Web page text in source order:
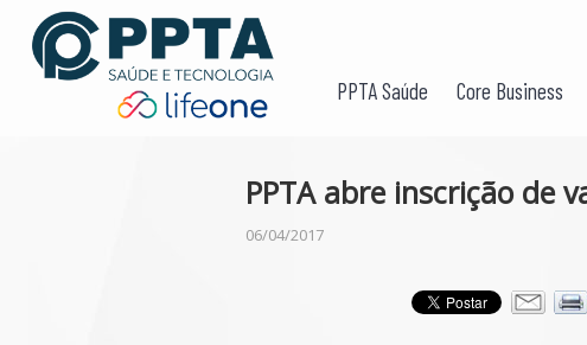
PPTA Saúde Core Business
PPTA abre inscrição de
06/04/2017